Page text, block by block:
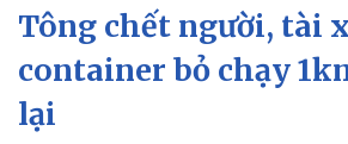
Chính trị
Tổ chức nhân sự
Quốc hội
Nhận diện sự thật
Xã hội
Tin 24h
Dự
Tông chết người, tài
container bỏ chạy
lại